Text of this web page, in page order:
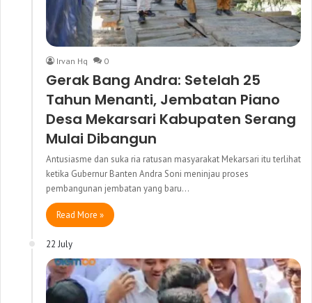
Irvan Hq 0
Gerak Bang Andra: Setelah 25
Tahun Menanti, Jembatan Piano
Desa Mekarsari Kabupaten Serang
Mulai Dibangun
Antusiasme dan suka ria ratusan masyarakat Mekarsari itu terlihat
ketika Gubernur Banten Andra Soni meninjau proses
pembangunan jembatan yang baru…
Read More »
22 July